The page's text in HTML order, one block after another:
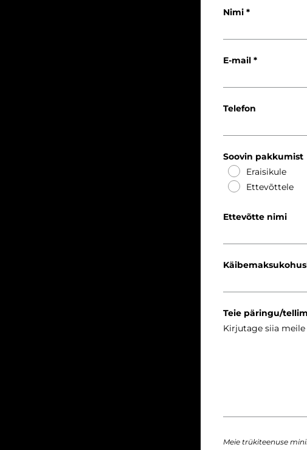
Nimi
E-mail
Telefon
Soovin pakkumist
Eraisikule
Ettevõttele
Ettevõtte nimi
Teie päringu/
Meie trükiteenuse